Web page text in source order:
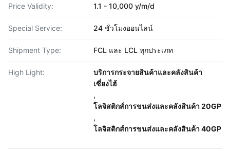
Price Validity: 1.1 - 10,000 y/m/d
Special Service: 24 ชั่วโมงออนไลน์
Shipment Type: FCL และ LCL ทุกประเภท
High Light:
บริการกระจายสินค้าและคลังสินค้า
เซี่ยงไฮ้
,
โลจิสติกส์การขนส่งและคลังสินค้า 20GP
,
โลจิสติกส์การขนส่งและคลังสินค้า 40GP